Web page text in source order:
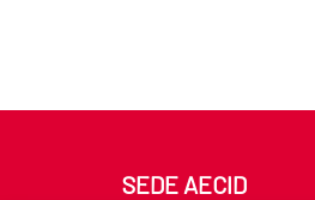
SEDE AECID